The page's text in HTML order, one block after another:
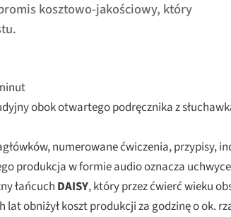
kosztowo-jakościowy, który
obok otwartego podręcznika z
numerowane ćwiczenia, przypisy,
produkcja w formie audio oznacza
łańcuch DAISY, który przez ćwierć wieku
obniżył koszt produkcji za godzinę o ok.